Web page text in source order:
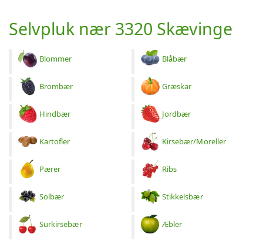
Selvpluk nær 3320 Skævinge
Blommer Blåbær
Brombær Græskar
Hindbær Jordbær
Kartofler Kirsebær/Moreller
Pærer Ribs
Solbær Stikkelsbær
Surkirsebær Æbler